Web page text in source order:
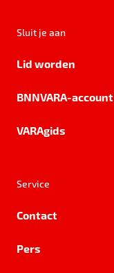
Sluit je aan
Lid worden
BNNVARA-account
VARAgids
Service
Contact
Pers